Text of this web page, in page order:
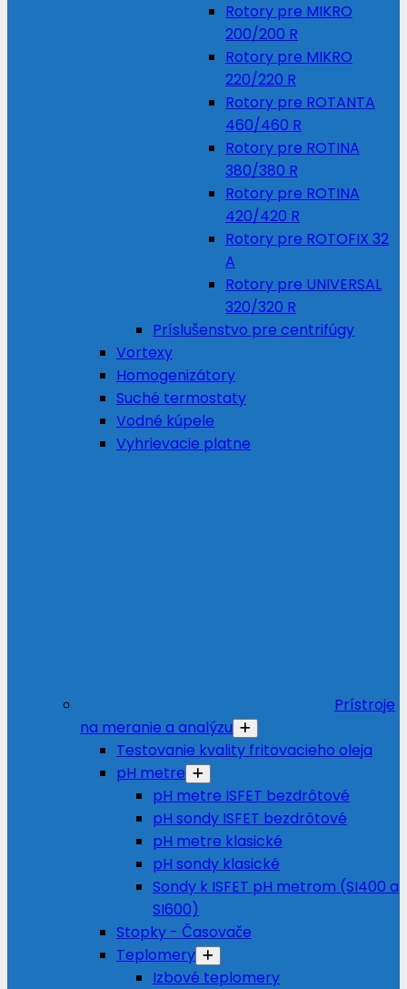
Rotory pre MIKRO
200/200 R
Rotory pre MIKRO
220/220 R
Rotory pre ROTANTA
460/460 R
Rotory pre ROTINA
380/380 R
Rotory pre ROTINA
420/420 R
Rotory pre ROTOFIX 32
A
Rotory pre UNIVERSAL
320/320 R
Príslušenstvo pre centrifúgy
Vortexy
Homogenizátory
Suché termostaty
Vodné kúpele
Vyhrievacie platne
Prístroje
na meranie a analýzu
Testovanie kvality fritovacieho oleja
pH metre
pH metre ISFET bezdrôtové
pH sondy ISFET bezdrôtové
pH metre klasické
pH sondy klasické
Sondy k ISFET pH metrom (SI400 a
SI600)
Stopky - Časovače
Teplomery
Izbové teplomery